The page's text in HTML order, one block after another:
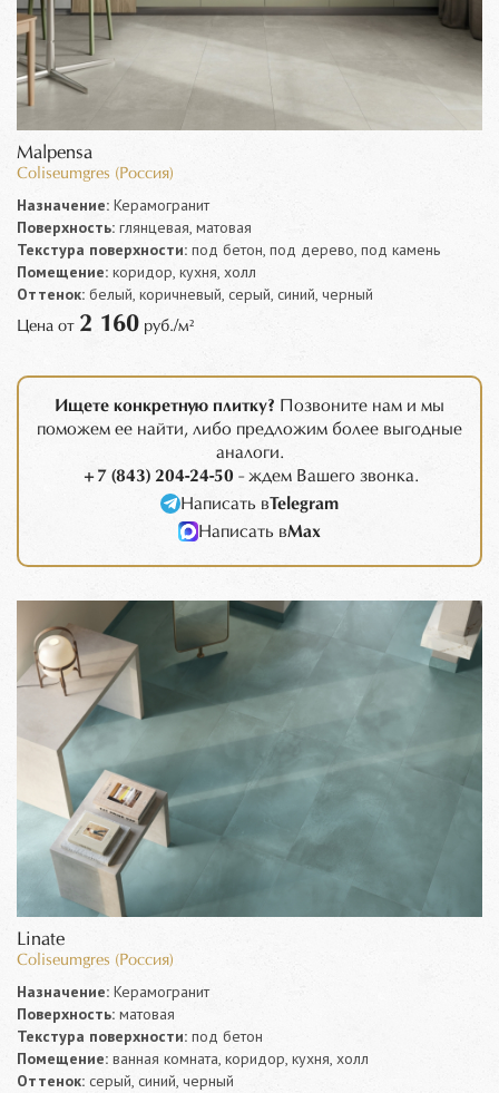
Malpensa
Coliseumgres (Россия)
Назначение: Керамогранит
Поверхность: глянцевая, матовая
Текстура поверхности: под бетон, под дерево, под камень
Помещение: коридор, кухня, холл
Оттенок: белый, коричневый, серый, синий, черный
Цена от 2 160 руб./м²
Ищете конкретную плитку? Позвоните нам и мы
поможем ее найти, либо предложим более выгодные
аналоги.
+7 (843) 204-24-50 - ждем Вашего звонка.
Написать вTelegram
Написать вMax
Linate
Coliseumgres (Россия)
Назначение: Керамогранит
Поверхность: матовая
Текстура поверхности: под бетон
Помещение: ванная комната, коридор, кухня, холл
Оттенок: серый, синий, черный